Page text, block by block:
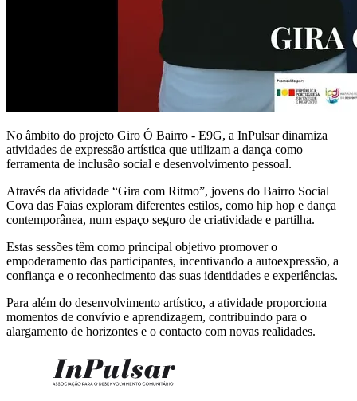
No âmbito do projeto Giro Ó Bairro - E9G, a InPulsar dinamiza
atividades de expressão artística que utilizam a dança como
ferramenta de inclusão social e desenvolvimento pessoal.
Através da atividade “Gira com Ritmo”, jovens do Bairro Social
Cova das Faias exploram diferentes estilos, como hip hop e dança
contemporânea, num espaço seguro de criatividade e partilha.
Estas sessões têm como principal objetivo promover o
empoderamento das participantes, incentivando a autoexpressão, a
confiança e o reconhecimento das suas identidades e experiências.
Para além do desenvolvimento artístico, a atividade proporciona
momentos de convívio e aprendizagem, contribuindo para o
alargamento de horizontes e o contacto com novas realidades.